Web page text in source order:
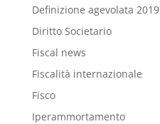
Definizione agevolata 2019
Diritto Societario
Fiscal news
Fiscalità internazionale
Fisco
Iperammortamento